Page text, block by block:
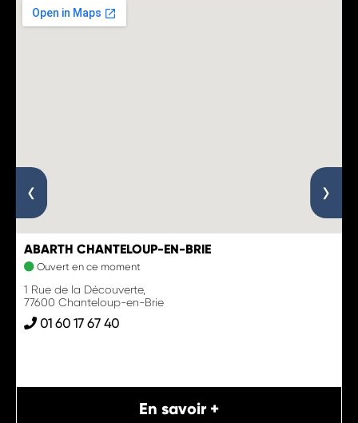
ABARTH CHANTELOUP-EN-BRIE
Ouvert en ce moment
1 Rue de la Découverte,
77600 Chanteloup-en-Brie
01 60 17 67 40
En savoir +
‹ ›